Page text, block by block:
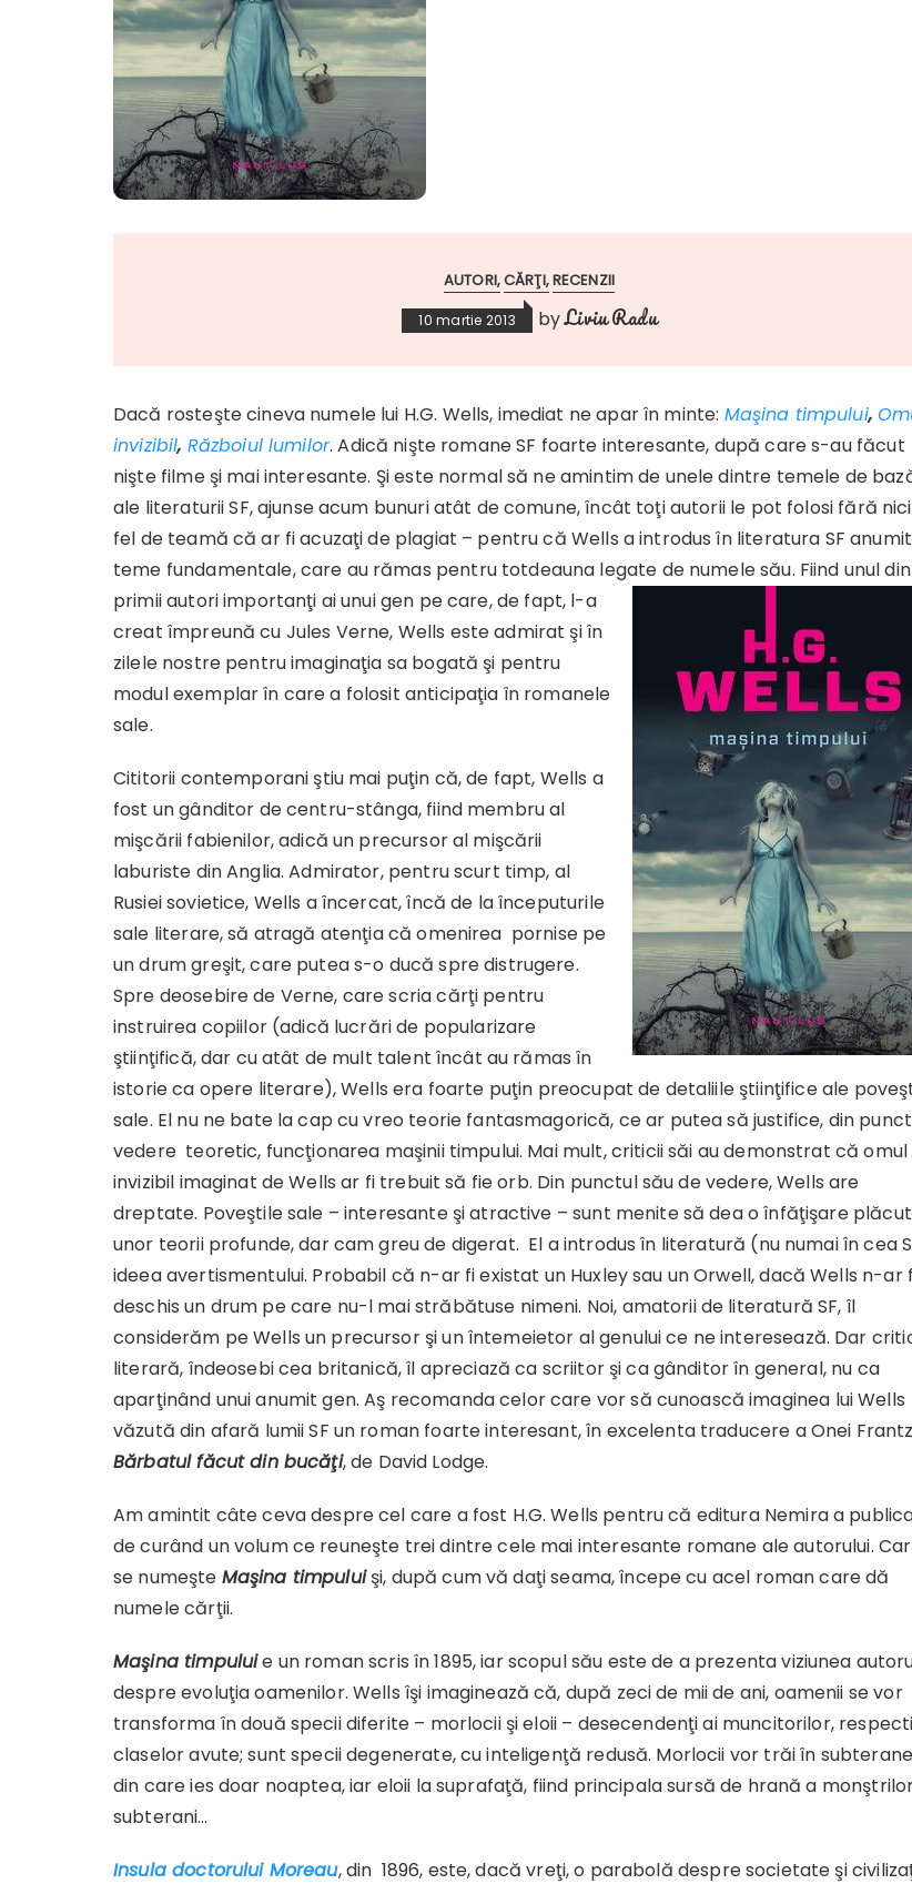
AUTORI CĂRŢI RECENZII
10 martie 2013 byLiviu Radu
Dacă rosteşte cineva numele lui H.G. Wells, imediat ne apar în minte: Maşina timpului,
invizibil, Războiul lumilor. Adică nişte romane SF foarte interesante, după care s-au făcut
nişte filme şi mai interesante. Şi este normal să ne amintim de unele dintre temele de
ale literaturii SF, ajunse acum bunuri atât de comune, încât toţi autorii le pot folosi fără
fel de teamă că ar fi acuzaţi de plagiat – pentru că Wells a introdus în literatura SF
teme fundamentale, care au rămas pentru totdeauna legate de numele său. Fiind unul
primii autori importanţi ai unuigen pe care, de fapt, l-a
creat împreună cu Jules Verne, Wells este admirat şi în
zilele nostre pentru imaginaţia sa bogată şi pentru
modul exemplar în care a folosit anticipaţia în romanele
sale.
Cititorii contemporani ştiu mai puţin că, de fapt, Wells a
fost un gânditor de centru-stânga, fiind membru al
mişcării fabienilor, adică un precursor al mişcării
laburiste din Anglia. Admirator, pentru scurt timp, al
Rusiei sovietice, Wells a încercat, încă de la începuturile
sale literare, să atragă atenţia că omenirea pornise pe
un drum greşit, care putea s-o ducă spre distrugere.
Spre deosebire de Verne, care scria cărţi pentru
instruirea copiilor (adică lucrări de popularizare
ştiinţifică, dar cu atât de mult talent încât au rămas în
istorie ca opere literare), Wells era foarte puţin preocupat de detaliile ştiinţifice ale
sale. El nu ne bate la cap cu vreo teorie fantasmagorică, ce ar putea să justifice, din
vedere teoretic, funcţionarea maşinii timpului. Mai mult, criticii săi au demonstrat că omul
invizibil imaginat de Wells ar fi trebuit să fie orb. Din punctul său de vedere, Wells are
dreptate. Poveştile sale – interesante şi atractive – sunt menite să dea o înfăţişare
unor teorii profunde, dar cam greu de digerat. El a introdus în literatură (nu numai în cea
ideea avertismentului. Probabil că n-ar fi existat un Huxley sau un Orwell, dacă Wells n-ar
deschis un drum pe care nu-l mai străbătuse nimeni. Noi, amatorii de literatură SF, îl
considerăm pe Wells un precursor şi un întemeietor al genului ce ne interesează. Dar
literară, îndeosebi cea britanică, îl apreciază ca scriitor şi ca gânditor în general, nu ca
aparţinând unui anumit gen. Aş recomanda celor care vor să cunoască imaginea lui Wells
văzută din afară lumii SF un roman foarte interesant, în excelenta traducere a Onei
Bărbatul făcut din bucăţi, de David Lodge.
Am amintit câte ceva despre cel care a fost H.G. Wells pentru că editura Nemira a
de curând un volum ce reuneşte trei dintre cele mai interesante romane ale autorului.
se numeşte Maşina timpuluişi, după cum vă daţi seama, începe cu acel roman care dă
numele cărţii.
Maşina timpuluie un roman scris în 1895, iar scopul său este de a prezenta viziunea
despre evoluţia oamenilor. Wells îşi imaginează că, după zeci de mii de ani, oamenii se vor
transforma în două specii diferite – morlocii şi eloii – desecendenţi ai muncitorilor,
claselor avute; sunt specii degenerate, cu inteligenţă redusă. Morlocii vor trăi în
din care ies doar noaptea, iar eloii la suprafaţă, fiind principala sursă de hrană a
subterani…
Insula doctorului Moreau, din 1896, este, dacă vreţi, o parabolă despre societate şi